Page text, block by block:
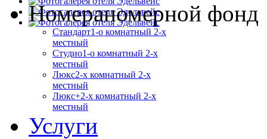
Номераномерной фонд
Стандарт1-о комнатный 2-х
местный
Студио1-о комнатный 2-х
местный
Люкс2-х комнатный 2-х
местный
Люкс+2-х комнатный 2-х
местный
Услуги